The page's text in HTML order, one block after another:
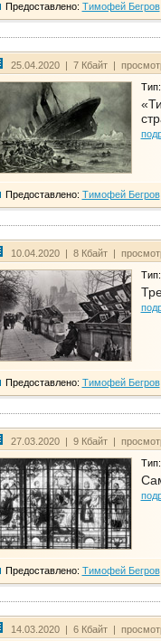
Предоставлено: Тимофей Бегров
25.04.2020 | 7 Кбайт |
Тип:
Предоставлено: Тимофей Бегров
10.04.2020 | 8 Кбайт |
Тип:
Предоставлено: Тимофей Бегров
27.03.2020 | 9 Кбайт |
Тип:
Предоставлено: Тимофей Бегров
14.03.2020 | 6 Кбайт |